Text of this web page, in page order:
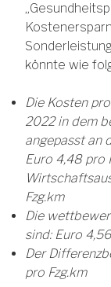
könnte wie
Die Kosten
2022 in dem
angepasst an
Euro 4,48 pro
Fzg.km
Die
sind: Euro
Der
pro Fzg.km